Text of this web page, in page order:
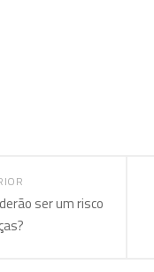
ser um risco